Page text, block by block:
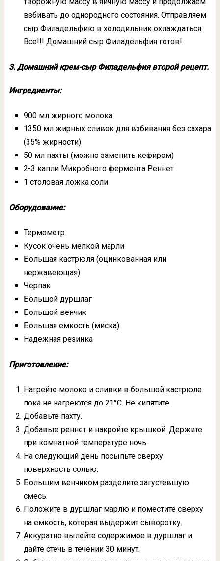
взбивать до однородного состояния. Отправляем
сыр Филадельфию в холодильник охлаждаться.
Все!!! Домашний сыр Филадельфия готов!
3. Домашний крем-сыр Филадельфия второй рецепт.
Ингредиенты:
900 мл жирного молока
1350 мл жирных сливок для взбивания без сахара
(35% жирности)
50 мл пахты (можно заменить кефиром)
2-3 капли Микробного фермента Реннет
1 столовая ложка соли
Оборудование:
Термометр
Кусок очень мелкой марли
Большая кастрюля (оцинкованная или
нержавеющая)
Черпак
Большой дуршлаг
Большой венчик
Большая емкость (миска)
Надежная резинка
Приготовление:
Нагрейте молоко и сливки в большой кастрюле
пока не нагреются до 21°C. Не кипятите.
Добавьте пахту.
Добавьте реннет и накройте крышкой. Держите
при комнатной температуре ночь.
На следующий день посыпьте сверху
поверхность солью.
Большим венчиком разделите загустевшую
смесь.
Положите в дуршлаг марлю и поместите сверху
на емкость, которая выдержит сыворотку.
Аккуратно вылейте содержимое в дуршлаг и
дайте стечь в течении 30 минут.